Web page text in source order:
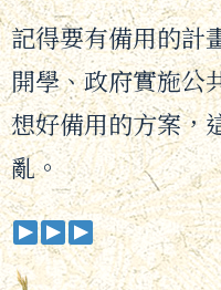
記得要有備用的計
開學、政府實施公
想好備用的方案，
亂。